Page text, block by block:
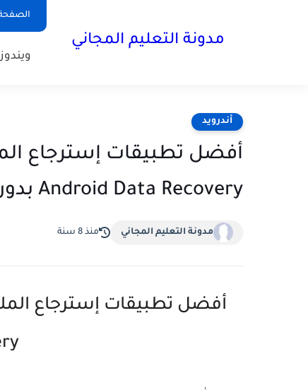
مدونة التعليم المجاني
ويندوز
أندرويد
أفضل تطبيقات إسترجاع
Android Data Recovery بدون روت
مدونة التعليم المجاني منذ 8 سنة